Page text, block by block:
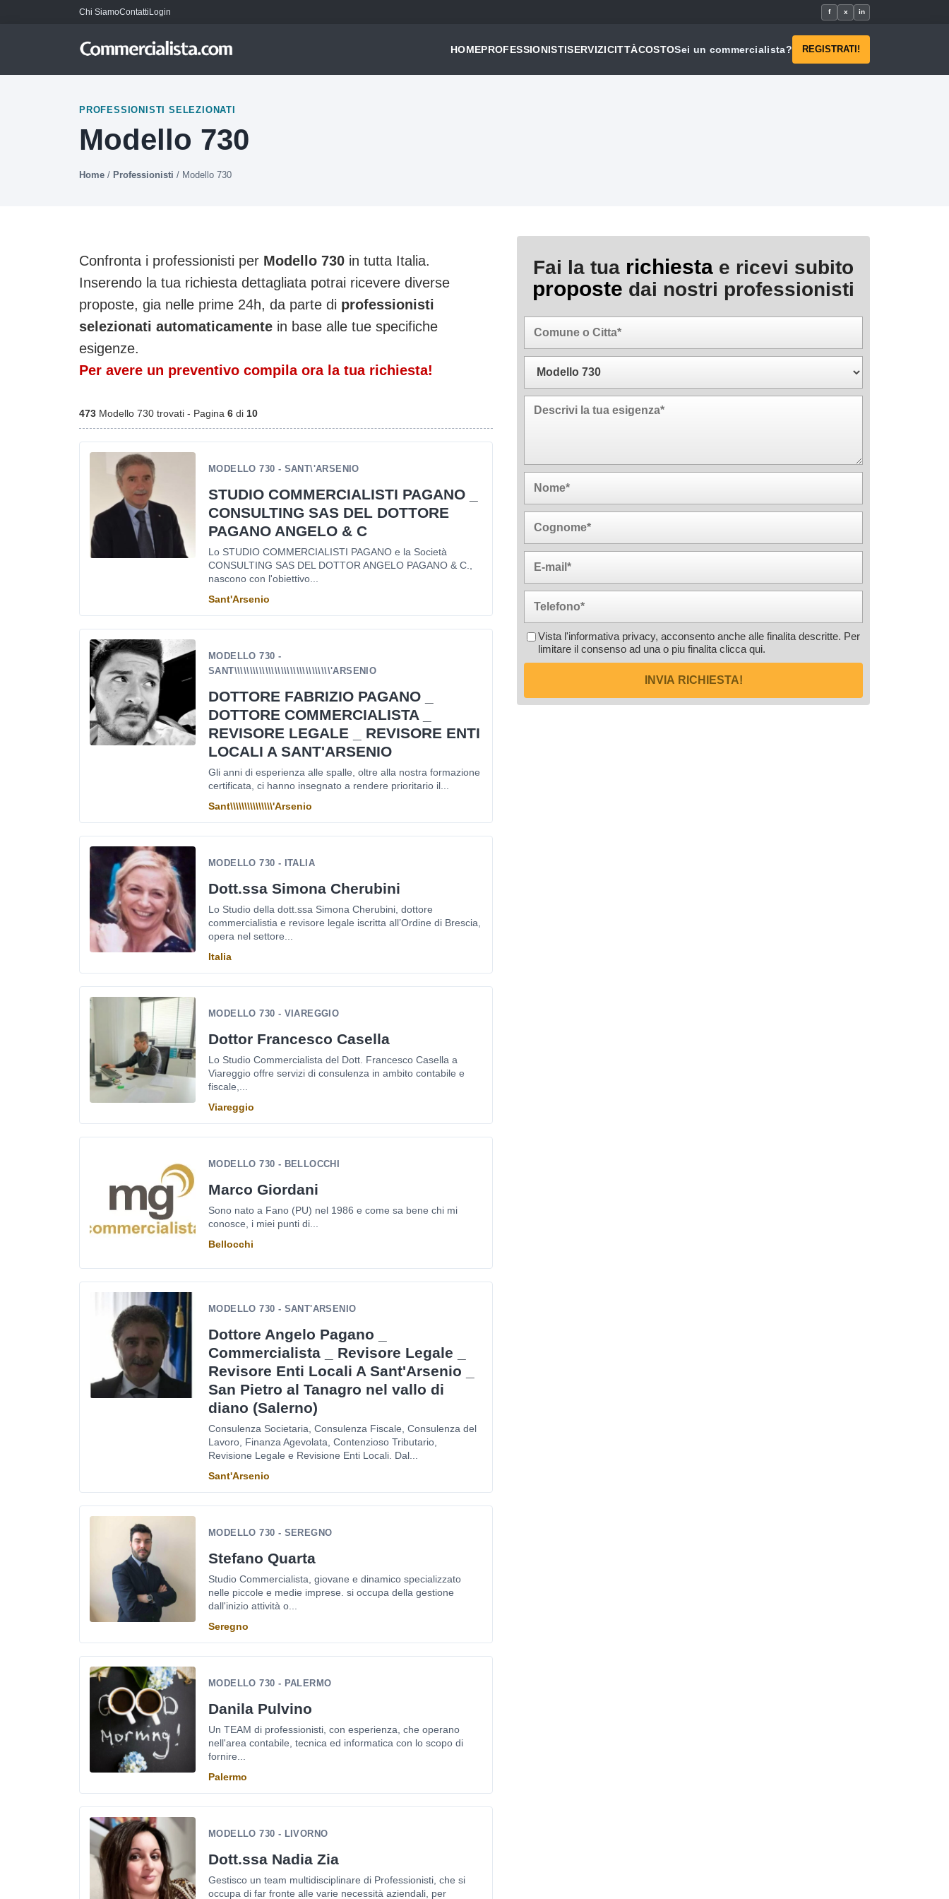
Chi SiamoContattiLogin f x in
HOMEPROFESSIONISTISERVIZICITTÀCOSTOSei un commercialista? REGISTRATI!
PROFESSIONISTI SELEZIONATI
Modello 730
Home / Professionisti / Modello 730
Confronta i professionisti per Modello 730 in tutta Italia.
Inserendo la tua richiesta dettagliata potrai ricevere diverse
proposte, gia nelle prime 24h, da parte di professionisti
selezionati automaticamente in base alle tue specifiche
esigenze.
Per avere un preventivo compila ora la tua richiesta!
473 Modello 730 trovati - Pagina 6 di 10
MODELLO 730 - SANT\'ARSENIO
STUDIO COMMERCIALISTI PAGANO _
CONSULTING SAS DEL DOTTORE
PAGANO ANGELO & C
Lo STUDIO COMMERCIALISTI PAGANO e la Società
CONSULTING SAS DEL DOTTOR ANGELO PAGANO & C.,
nascono con l'obiettivo...
Sant'Arsenio
MODELLO 730 -
SANT\\\\\\\\\\\\\\\\\\\\\\\\\\\\\\\'ARSENIO
DOTTORE FABRIZIO PAGANO _
DOTTORE COMMERCIALISTA _
REVISORE LEGALE _ REVISORE ENTI
LOCALI A SANT'ARSENIO
Gli anni di esperienza alle spalle, oltre alla nostra formazione
certificata, ci hanno insegnato a rendere prioritario il...
Sant\\\\\\\\\\\\\\\'Arsenio
MODELLO 730 - ITALIA
Dott.ssa Simona Cherubini
Lo Studio della dott.ssa Simona Cherubini, dottore
commercialistia e revisore legale iscritta all’Ordine di Brescia,
opera nel settore...
Italia
MODELLO 730 - VIAREGGIO
Dottor Francesco Casella
Lo Studio Commercialista del Dott. Francesco Casella a
Viareggio offre servizi di consulenza in ambito contabile e
fiscale,...
Viareggio
MODELLO 730 - BELLOCCHI
Marco Giordani
Sono nato a Fano (PU) nel 1986 e come sa bene chi mi
conosce, i miei punti di...
Bellocchi
MODELLO 730 - SANT'ARSENIO
Dottore Angelo Pagano _
Commercialista _ Revisore Legale _
Revisore Enti Locali A Sant'Arsenio _
San Pietro al Tanagro nel vallo di
diano (Salerno)
Consulenza Societaria, Consulenza Fiscale, Consulenza del
Lavoro, Finanza Agevolata, Contenzioso Tributario,
Revisione Legale e Revisione Enti Locali. Dal...
Sant'Arsenio
MODELLO 730 - SEREGNO
Stefano Quarta
Studio Commercialista, giovane e dinamico specializzato
nelle piccole e medie imprese. si occupa della gestione
dall'inizio attività o...
Seregno
MODELLO 730 - PALERMO
Danila Pulvino
Un TEAM di professionisti, con esperienza, che operano
nell'area contabile, tecnica ed informatica con lo scopo di
fornire...
Palermo
MODELLO 730 - LIVORNO
Dott.ssa Nadia Zia
Gestisco un team multidisciplinare di Professionisti, che si
occupa di far fronte alle varie necessità aziendali, per
Fai la tua richiesta e ricevi subito
proposte dai nostri professionisti
Vista l'informativa privacy, acconsento anche alle finalita descritte. Per
limitare il consenso ad una o piu finalita clicca qui.
INVIA RICHIESTA!